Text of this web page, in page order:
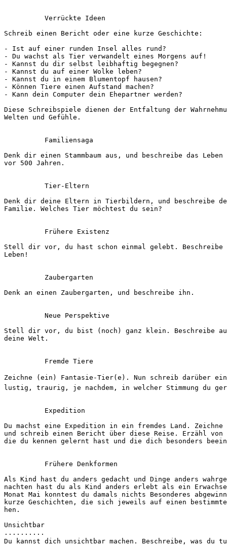
          Verrückte Ideen
Schreib einen Bericht oder eine kurze Geschichte:
- Ist auf einer runden Insel alles rund?
- Du wachst als Tier verwandelt eines Morgens auf!
- Kannst du dir selbst leibhaftig begegnen?
- Kannst du auf einer Wolke leben?
- Kannst du in einem Blumentopf hausen?
- Können Tiere einen Aufstand machen?
- Kann dein Computer dein Ehepartner werden?
Diese Schreibspiele dienen der Entfaltung der
Welten und Gefühle.
          Familiensaga
Denk dir einen Stammbaum aus, und beschreibe das
vor 500 Jahren.
          Tier-Eltern
Denk dir deine Eltern in Tierbildern, und beschreibe
Familie. Welches Tier möchtest du sein?
          Frühere Existenz
Stell dir vor, du hast schon einmal gelebt.
Leben!
          Zaubergarten
Denk an einen Zaubergarten, und beschreibe ihn.
          Neue Perspektive
Stell dir vor, du bist (noch) ganz klein. Beschreibe
deine Welt.
          Fremde Tiere
Zeichne (ein) Fantasie-Tier(e). Nun schreib darüber
lustig, traurig, je nachdem, in welcher Stimmung du
          Expedition
Du machst eine Expedition in ein fremdes Land.
und schreib einen Bericht über diese Reise. Erzähl
die du kennen gelernt hast und die dich besonders
          Frühere Denkformen
Als Kind hast du anders gedacht und Dinge anders
nachten hast du als Kind anders erlebt als ein
Monat Mai konntest du damals nichts Besonderes
kurze Geschichten, die sich jeweils auf einen
hen.
Unsichtbar
..........
Du kannst dich unsichtbar machen. Beschreibe, was du